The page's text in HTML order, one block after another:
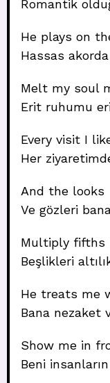
Romantik
He plays on
Hassas
Melt my soul
Erit ruhumu
Every visit I
Her
And the
Ve gözleri
Multiply
Beşlikleri
He treats me
Bana nezaket
Show me in
Beni